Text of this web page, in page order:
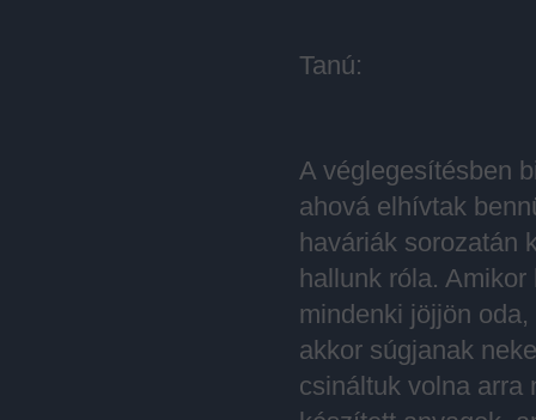
Tanú:
A véglegesítésben
ahová elhívtak
haváriák sorozatán
hallunk róla.
mindenki jöjjön
akkor súgjanak
csináltuk volna arra